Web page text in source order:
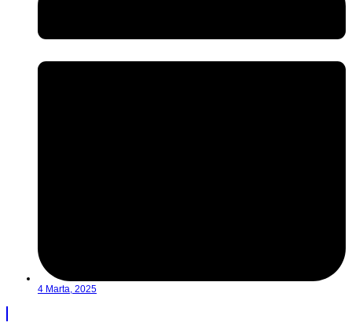
4 Marta, 2025